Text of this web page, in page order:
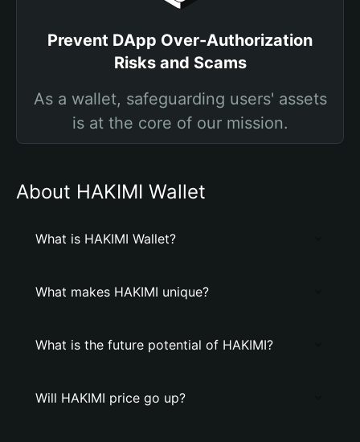
Prevent DApp Over-Authorization
Risks and Scams
As a wallet, safeguarding users' assets
is at the core of our mission.
About HAKIMI Wallet
What is HAKIMI Wallet?
What makes HAKIMI unique?
What is the future potential of HAKIMI?
Will HAKIMI price go up?